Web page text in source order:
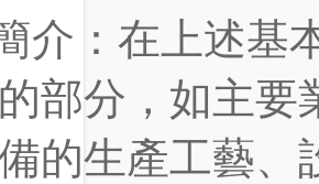
介 ： 在上述基
部分，如主
的生產工藝、